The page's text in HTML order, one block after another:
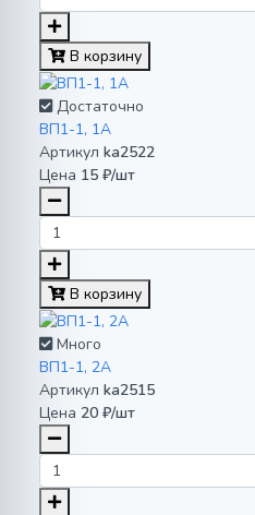
В корзину
Достаточно
ВП1-1, 1А
Артикул ka2522
Цена 15 ₽/шт
В корзину
Много
ВП1-1, 2А
Артикул ka2515
Цена 20 ₽/шт